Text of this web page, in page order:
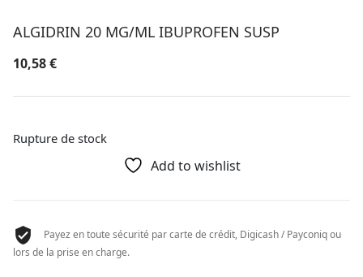
ALGIDRIN 20 MG/ML IBUPROFEN SUSP
10,58€
Rupture de stock
Add to wishlist
Payez en toute sécurité par carte de crédit, Digicash / Payconiq ou
lors de la prise en charge.